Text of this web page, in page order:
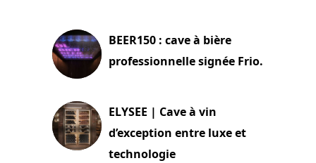
BEER150 : cave à bière
professionnelle signée Frio.
ELYSEE | Cave à vin
d’exception entre luxe et
technologie